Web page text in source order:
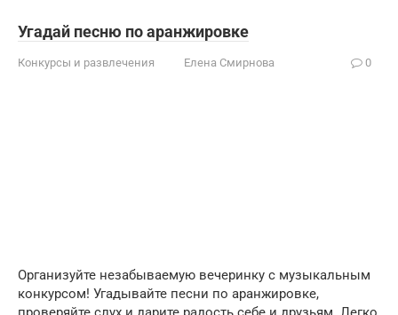
Угадай песню по аранжировке
Конкурсы и развлечения Елена Смирнова 0
Организуйте незабываемую вечеринку с музыкальным
конкурсом! Угадывайте песни по аранжировке,